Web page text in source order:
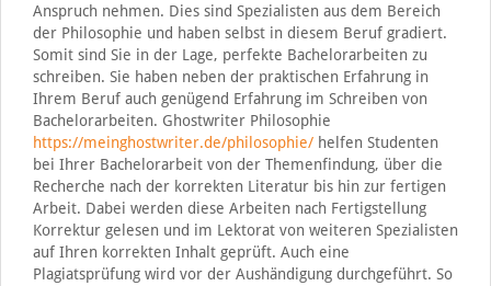
Anspruch nehmen. Dies sind Spezialisten aus dem Bereich
der Philosophie und haben selbst in diesem Beruf gradiert.
Somit sind Sie in der Lage, perfekte Bachelorarbeiten zu
schreiben. Sie haben neben der praktischen Erfahrung in
Ihrem Beruf auch genügend Erfahrung im Schreiben von
Bachelorarbeiten. Ghostwriter Philosophie
https://meinghostwriter.de/philosophie/helfen Studenten
bei Ihrer Bachelorarbeit von der Themenfindung, über die
Recherche nach der korrekten Literatur bis hin zur fertigen
Arbeit. Dabei werden diese Arbeiten nach Fertigstellung
Korrektur gelesen und im Lektorat von weiteren Spezialisten
auf Ihren korrekten Inhalt geprüft. Auch eine
Plagiatsprüfung wird vor der Aushändigung durchgeführt. So